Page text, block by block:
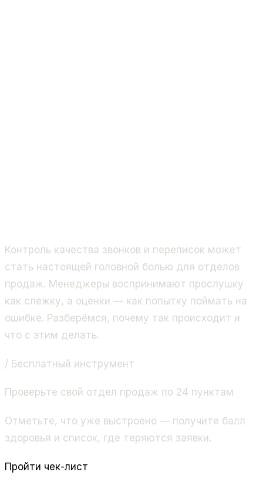
Контроль качества звонков и переписок может
стать настоящей головной болью для отделов
продаж. Менеджеры воспринимают прослушку
как слежку, а оценки — как попытку поймать на
ошибке. Разберёмся, почему так происходит и
что с этим делать.
/ Бесплатный инструмент
Проверьте свой отдел продаж по 24 пунктам
Отметьте, что уже выстроено — получите балл
здоровья и список, где теряются заявки.
Пройти чек-лист